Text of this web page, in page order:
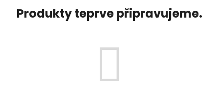
Produkty teprve připravujeme.